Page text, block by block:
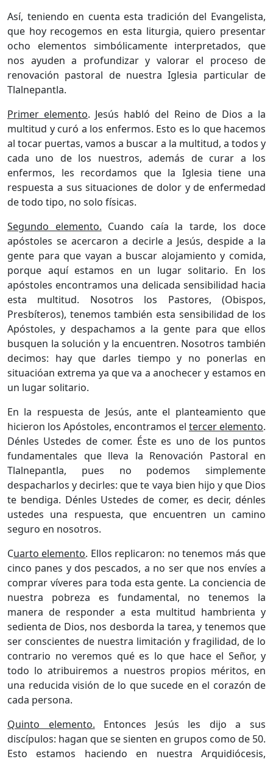
Así, teniendo en cuenta esta tradición del Evangelista,
que hoy recogemos en esta liturgia, quiero presentar
ocho elementos simbólicamente interpretados, que
nos ayuden a profundizar y valorar el proceso de
renovación pastoral de nuestra Iglesia particular de
Tlalnepantla.
Primer elemento. Jesús habló del Reino de Dios a la
multitud y curó a los enfermos. Esto es lo que hacemos
al tocar puertas, vamos a buscar a la multitud, a todos y
cada uno de los nuestros, además de curar a los
enfermos, les recordamos que la Iglesia tiene una
respuesta a sus situaciones de dolor y de enfermedad
de todo tipo, no solo físicas.
Segundo elemento. Cuando caía la tarde, los doce
apóstoles se acercaron a decirle a Jesús, despide a la
gente para que vayan a buscar alojamiento y comida,
porque aquí estamos en un lugar solitario. En los
apóstoles encontramos una delicada sensibilidad hacia
esta multitud. Nosotros los Pastores, (Obispos,
Presbíteros), tenemos también esta sensibilidad de los
Apóstoles, y despachamos a la gente para que ellos
busquen la solución y la encuentren. Nosotros también
decimos: hay que darles tiempo y no ponerlas en
situacióan extrema ya que va a anochecer y estamos en
un lugar solitario.
En la respuesta de Jesús, ante el planteamiento que
hicieron los Apóstoles, encontramos el tercer elemento.
Dénles Ustedes de comer. Éste es uno de los puntos
fundamentales que lleva la Renovación Pastoral en
Tlalnepantla, pues no podemos simplemente
despacharlos y decirles: que te vaya bien hijo y que Dios
te bendiga. Dénles Ustedes de comer, es decir, dénles
ustedes una respuesta, que encuentren un camino
seguro en nosotros.
Cuarto elemento. Ellos replicaron: no tenemos más que
cinco panes y dos pescados, a no ser que nos envíes a
comprar víveres para toda esta gente. La conciencia de
nuestra pobreza es fundamental, no tenemos la
manera de responder a esta multitud hambrienta y
sedienta de Dios, nos desborda la tarea, y tenemos que
ser conscientes de nuestra limitación y fragilidad, de lo
contrario no veremos qué es lo que hace el Señor, y
todo lo atribuiremos a nuestros propios méritos, en
una reducida visión de lo que sucede en el corazón de
cada persona.
Quinto elemento. Entonces Jesús les dijo a sus
discípulos: hagan que se sienten en grupos como de 50.
Esto estamos haciendo en nuestra Arquidiócesis,